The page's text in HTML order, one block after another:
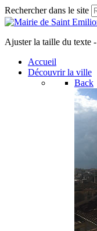
Rechercher dans le site
Ajuster la taille du texte -
Accueil
Découvrir la ville
Back